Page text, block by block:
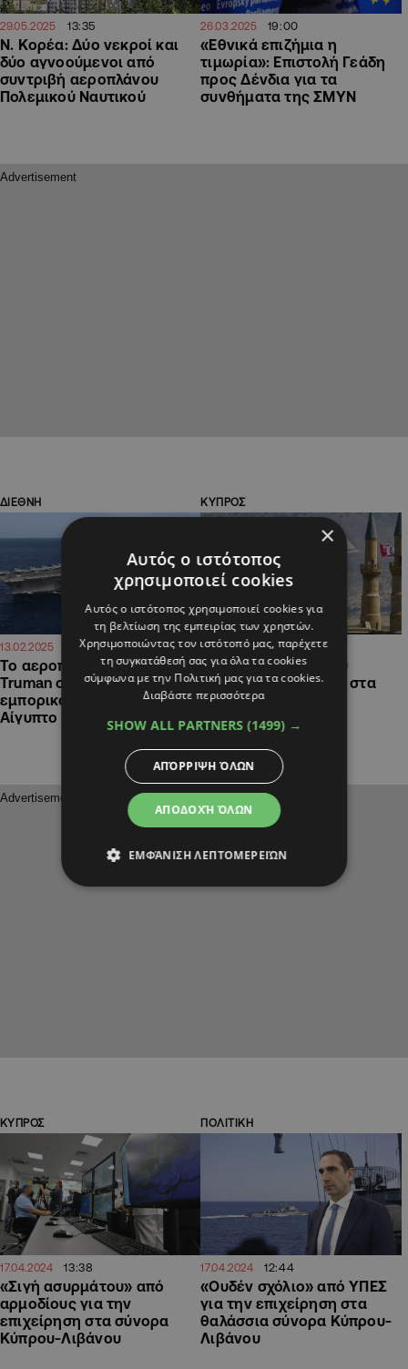
29.05.2025 13:35
Ν. Κορέα: Δύο νεκροί και
δύο αγνοούμενοι από
συντριβή αεροπλάνου
Πολεμικού Ναυτικού
26.03.2025 19:00
«Εθνικά επιζήμια η
τιμωρία»: Επιστολή Γεάδη
προς Δένδια για τα
συνθήματα της ΣΜΥΝ
ΔΙΕΘΝΗ
13.02.2025 19:33
Το αεροπλανοφόρο Harry
Truman συγκρούστηκε με
εμπορικό πλοίο στην
Αίγυπτο
ΚΥΠΡΟΣ
17.05.2024 18:29
Πλοία του τουρκικού
Πολεμικού Ναυτικού στα
κατεχόμενα
ΚΥΠΡΟΣ
17.04.2024 13:38
«Σιγή ασυρμάτου» από
αρμοδίους για την
επιχείρηση στα σύνορα
Κύπρου-Λιβάνου
ΠΟΛΙΤΙΚΗ
17.04.2024 12:44
«Ουδέν σχόλιο» από ΥΠΕΣ
για την επιχείρηση στα
θαλάσσια σύνορα Κύπρου-
Λιβάνου
×
Αυτός ο ιστότοπος
χρησιμοποιεί cookies
Αυτός ο ιστότοπος χρησιμοποιεί cookies για
τη βελτίωση της εμπειρίας των χρηστών.
Χρησιμοποιώντας τον ιστότοπό μας, παρέχετε
τη συγκατάθεσή σας για όλα τα cookies
σύμφωνα με την Πολιτική μας για τα cookies.
Διαβάστε περισσότερα
SHOW ALL PARTNERS (1499) →
ΑΠΟΔΟΧΉ ΌΛΩΝ
ΑΠΌΡΡΙΨΗ ΌΛΩΝ
ΕΜΦΆΝΙΣΗ ΛΕΠΤΟΜΕΡΕΙΏΝ